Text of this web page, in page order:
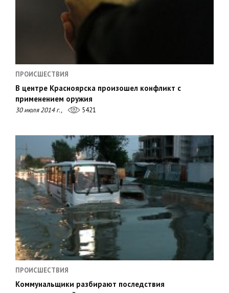
ПРОИСШЕСТВИЯ
В центре Красноярска произошел конфликт с
применением оружия
30 июля 2014 г., 5421
ПРОИСШЕСТВИЯ
Коммунальщики разбирают последствия